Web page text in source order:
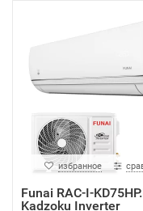
избранное
Funai RAC-I-
Kadzoku Inverter